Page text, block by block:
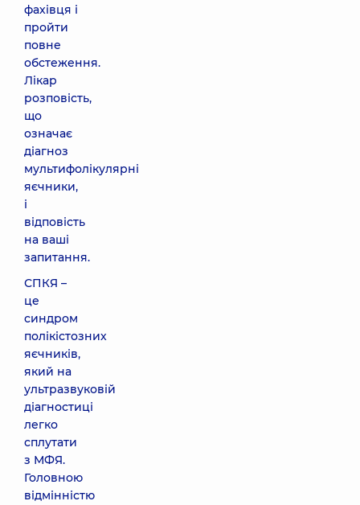
фахівця і
пройти
повне
обстеження.
Лікар
розповість,
що
означає
діагноз
мультифолікулярні
яєчники,
і
відповість
на ваші
запитання.
СПКЯ –
це
синдром
полікістозних
яєчників,
який на
ультразвуковій
діагностиці
легко
сплутати
з МФЯ.
Головною
відмінністю